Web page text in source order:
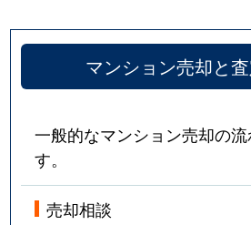
マンション売却と
一般的なマンション売却の
す。
売却相談